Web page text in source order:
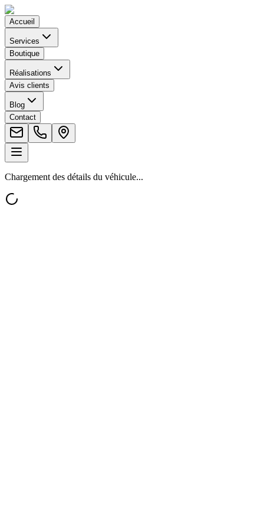
Accueil
Services
Boutique
Réalisations
Avis clients
Blog
Contact
Chargement des détails du véhicule...